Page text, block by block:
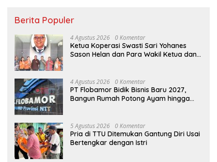
Berita Populer
4 Agustus 2026 0 Komentar
Ketua Koperasi Swasti Sari Yohanes
Sason Helan dan Para Wakil Ketua dan
Menyambut Sukacita
4 Agustus 2026 0 Komentar
PT Flobamor Bidik Bisnis Baru 2027,
Bangun Rumah Potong Ayam hingga
5 Agustus 2026 0 Komentar
Pria di TTU Ditemukan Gantung Diri Usai
Bertengkar dengan Istri